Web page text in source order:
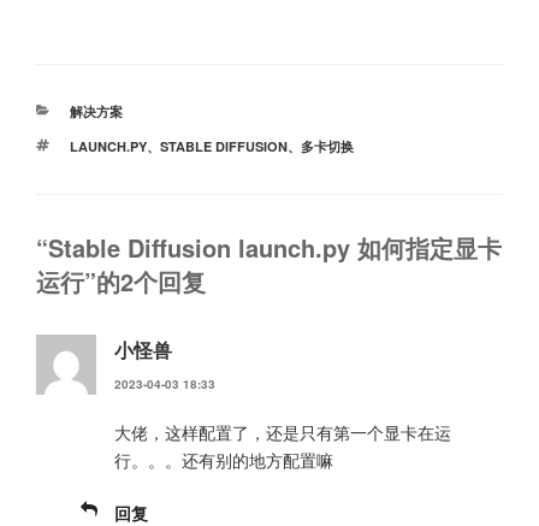
分
解决方案
标
LAUNCH.PY、 STABLE DIFFUSION、 多卡切换
“Stable Diffusion launch.py 如何指定显卡
运行”的2个回复
小怪兽
2023-04-03 18:33
大佬，这样配置了，还是只有第一个显卡在运
行。。。还有别的地方配置嘛
回复